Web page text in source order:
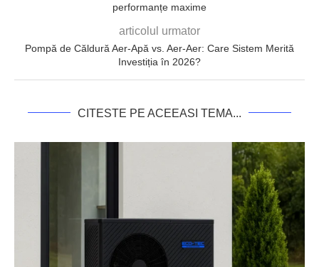
performanțe maxime
articolul urmator
Pompă de Căldură Aer-Apă vs. Aer-Aer: Care Sistem Merită
Investiția în 2026?
CITESTE PE ACEEASI TEMA...